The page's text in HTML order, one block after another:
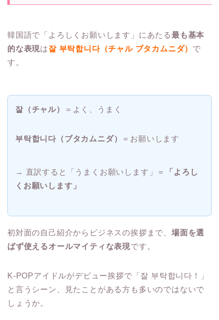
韓国語で「よろしくお願いします」にあたる最も基本
的な表現は잘 부탁합니다（チャル ブタカムニダ） で
す。
잘（チャル） ＝よく、うまく
부탁합니다（ブタカムニダ） ＝お願いします
→ 直訳すると「うまくお願いします」＝
「よろし
くお願いします」
初対面の自己紹介からビジネスの挨拶まで、 場面を選
ばず使えるオールマイティな表現です。
K-POPアイドルがデビュー挨拶で「잘 부탁합니다！」
と言うシーン、見たことがある方も多いのではないで
しょうか。